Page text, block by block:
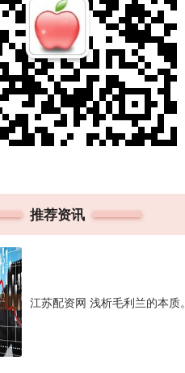
推荐资讯
江苏配资网 浅析毛利兰的本质。